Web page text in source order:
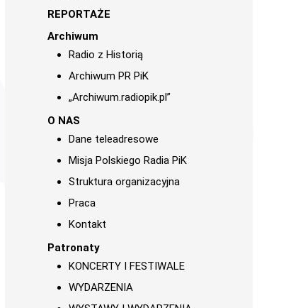
REPORTAŻE
Archiwum
Radio z Historią
Archiwum PR PiK
„Archiwum.radiopik.pl”
O NAS
Dane teleadresowe
Misja Polskiego Radia PiK
Struktura organizacyjna
Praca
Kontakt
Patronaty
KONCERTY I FESTIWALE
WYDARZENIA